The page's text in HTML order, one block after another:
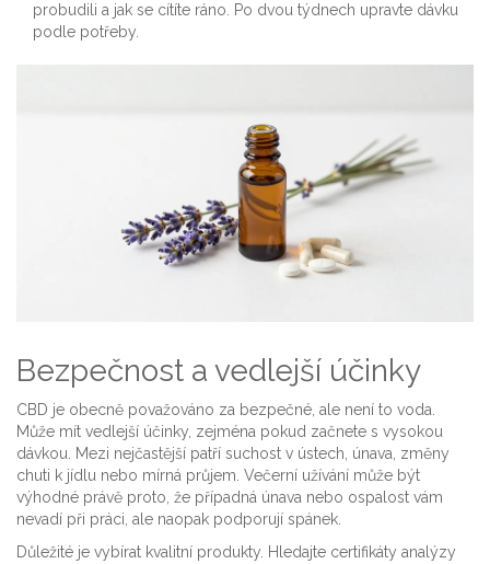
probudili a jak se cítíte ráno. Po dvou týdnech upravte dávku
podle potřeby.
Bezpečnost a vedlejší účinky
CBD je obecně považováno za bezpečné, ale není to voda.
Může mít vedlejší účinky, zejména pokud začnete s vysokou
dávkou. Mezi nejčastější patří suchost v ústech, únava, změny
chuti k jídlu nebo mírná průjem. Večerní užívání může být
výhodné právě proto, že případná únava nebo ospalost vám
nevadí při práci, ale naopak podporují spánek.
Důležité je vybírat kvalitní produkty. Hledajte certifikáty analýzy